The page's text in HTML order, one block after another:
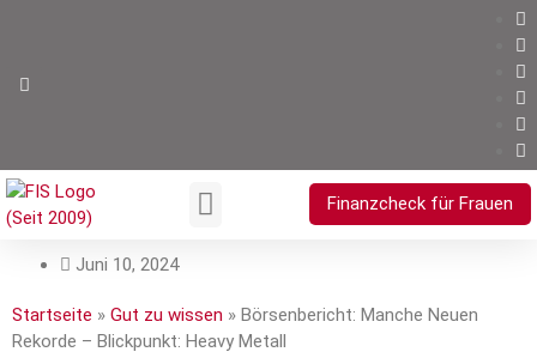
Finanzcheck für Frauen
Juni 10, 2024
Startseite » Gut zu wissen » Börsenbericht: Manche Neuen
Rekorde – Blickpunkt: Heavy Metall